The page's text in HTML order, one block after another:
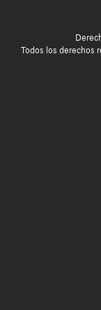
Todos los derechos